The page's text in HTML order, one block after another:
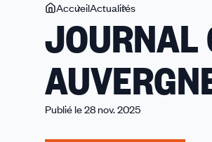
Vous
êtes
ici
AccueilActualités
OCTOBRE
2025
CFDT
AUVERGNE
JOURNAL
Publié le 28 nov. 2025